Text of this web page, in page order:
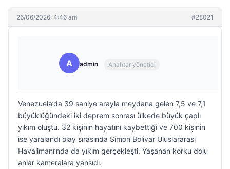
26/06/2026: 4:46 am #28021
A admin Anahtar yönetici
Venezuela’da 39 saniye arayla meydana gelen 7,5 ve 7,1
büyüklüğündeki iki deprem sonrası ülkede büyük çaplı
yıkım oluştu. 32 kişinin hayatını kaybettiği ve 700 kişinin
ise yaralandı olay sırasında Simon Bolivar Uluslararası
Havalimanı’nda da yıkım gerçekleşti. Yaşanan korku dolu
anlar kameralara yansıdı.